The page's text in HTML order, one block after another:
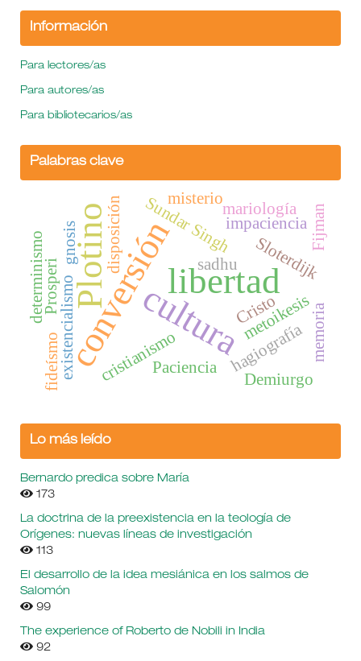
Información
Para lectores/as
Para autores/as
Para bibliotecarios/as
Palabras clave
libertad
conversión
Plotino
cultura
existencialismo
Sundar Singh
Prosperi
cristianismo hagiografía
sadhu
metoikesis
Paciencia
impaciencia
Sloterdijk
Fijman
Cristo
fideísmo
disposición
memoria
Demiurgo
gnosis
determinismo
misterio
mariología
Lo más leído
Bernardo predica sobre María
173
La doctrina de la preexistencia en la teología de
Orígenes: nuevas líneas de investigación
113
El desarrollo de la idea mesiánica en los salmos de
Salomón
99
The experience of Roberto de Nobili in India
92